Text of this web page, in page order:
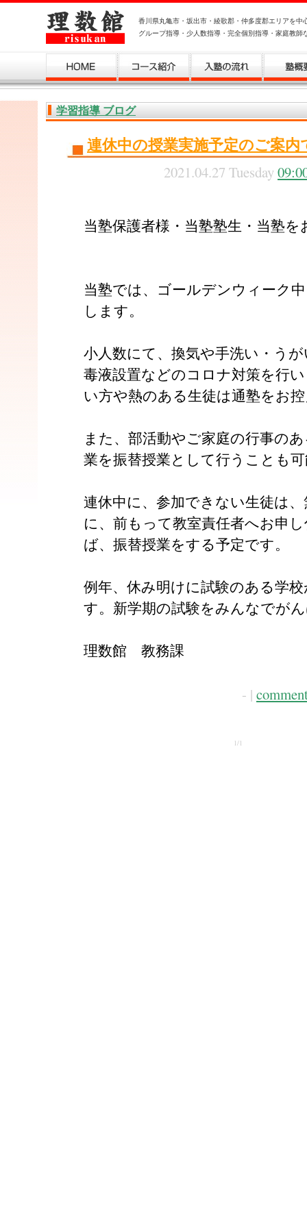
香川県丸亀市・坂出市・綾歌郡・仲多度郡エリアを中
グループ指導・少人数指導・完全個別指導・家庭教
学習指導 ブログ
連休中の授業実施予定のご案内
2021.04.27 Tuesday
当塾保護者様・当塾塾生・当塾を
当塾では、ゴールデンウィーク
します。
小人数にて、換気や手洗い・う
毒液設置などのコロナ対策を行
い方や熱のある生徒は通塾をお
また、部活動やご家庭の行事の
業を振替授業として行うことも
連休中に、参加できない生徒は
に、前もって教室責任者へお申
ば、振替授業をする予定です。
例年、休み明けに試験のある学
す。新学期の試験をみんなでが
理数館 教務課
- |
1/1